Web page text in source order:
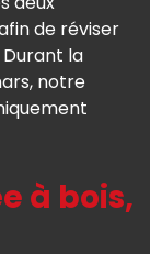
de réviser
la
notre
à bois,